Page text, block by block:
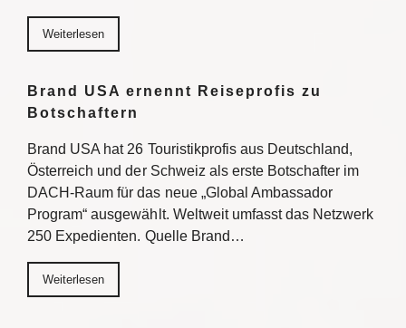
Weiterlesen
Brand USA ernennt Reiseprofis zu
Botschaftern
Brand USA hat 26 Touristikprofis aus Deutschland,
Österreich und der Schweiz als erste Botschafter im
DACH-Raum für das neue „Global Ambassador
Program“ ausgewählt. Weltweit umfasst das Netzwerk
250 Expedienten. Quelle Brand…
Weiterlesen